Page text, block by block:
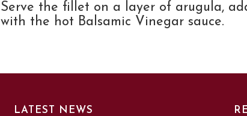
Serve the fillet on a layer of arugula,
with the hot Balsamic Vinegar sauce.
LATEST NEWS